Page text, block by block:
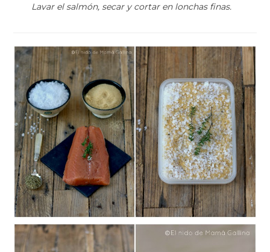
Lavar el salmón, secar y cortar en lonchas finas.